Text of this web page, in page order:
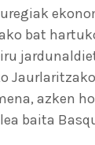
bat
azken
baita